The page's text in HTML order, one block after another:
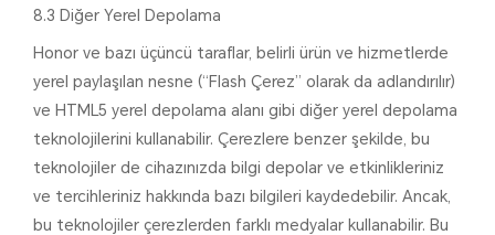
8.3 Diğer Yerel Depolama
Honor ve bazı üçüncü taraflar, belirli ürün ve hizmetlerde
yerel paylaşılan nesne (“Flash Çerez” olarak da adlandırılır)
ve HTML5 yerel depolama alanı gibi diğer yerel depolama
teknolojilerini kullanabilir. Çerezlere benzer şekilde, bu
teknolojiler de cihazınızda bilgi depolar ve etkinlikleriniz
ve tercihleriniz hakkında bazı bilgileri kaydedebilir. Ancak,
bu teknolojiler çerezlerden farklı medyalar kullanabilir. Bu